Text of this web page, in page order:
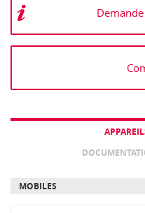
MOBILES